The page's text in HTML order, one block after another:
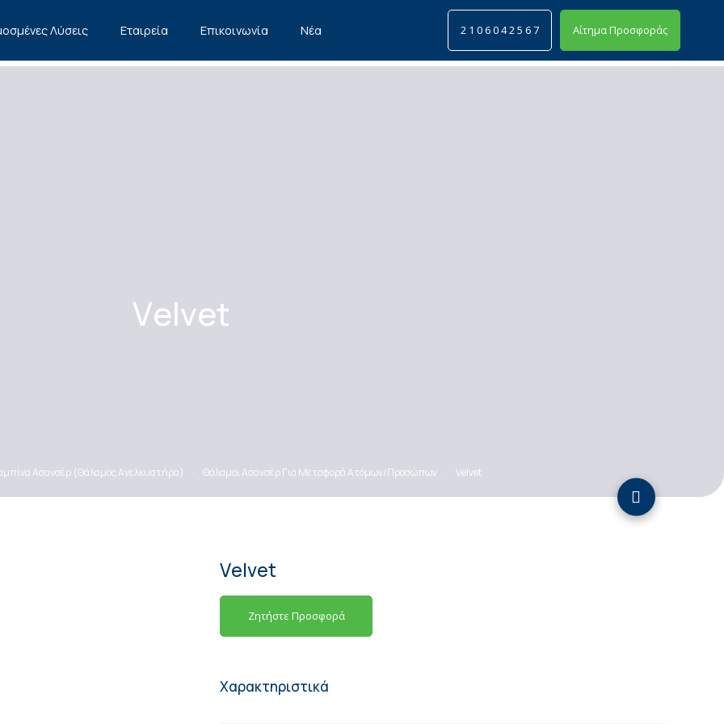
Λύσεις Εταιρεία Επικοινωνία Νέα
Search
2 1 0 6 0 4 2 5 6 7 Αίτημα Προσφοράς
Velvet
Ασανσέρ (Θάλαμος Ανελκυστήρα) · Θάλαμοι Ασανσέρ Για Μεταφορά Ατόμων/Προσώπων · Velvet
Velvet
Ζητήστε Προσφορά
Χαρακτηριστικά